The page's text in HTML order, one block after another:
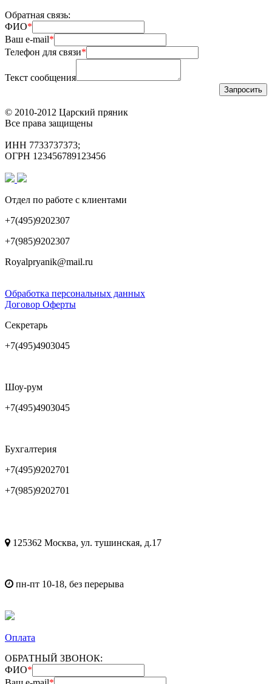
Обратная связь:
ФИО*
Ваш e-mail*
Телефон для связи*
Текст сообщения
© 2010-2012 Царский пряник
Все права защищены
ИНН 7733737373;
ОГРН 123456789123456
Отдел по работе с клиентами
+7(495)9202307
+7(985)9202307
Royalpryanik@mail.ru
Обработка персональных данных
Договор Оферты
Секретарь
+7(495)4903045
Шоу-рум
+7(495)4903045
Бухгалтерия
+7(495)9202701
+7(985)9202701
125362 Москва, ул. тушинская, д.17
пн-пт 10-18, без перерыва
Оплата
ОБРАТНЫЙ ЗВОНОК:
ФИО*